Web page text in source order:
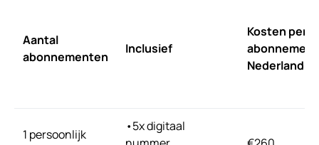
Aantal
abonnementen
Inclusief
Kosten per
abonnement
Nederland
1 persoonlijk
•5x digitaal